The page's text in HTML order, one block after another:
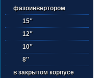
фазоинвертором
15''
12''
10''
8''
в закрытом корпусе